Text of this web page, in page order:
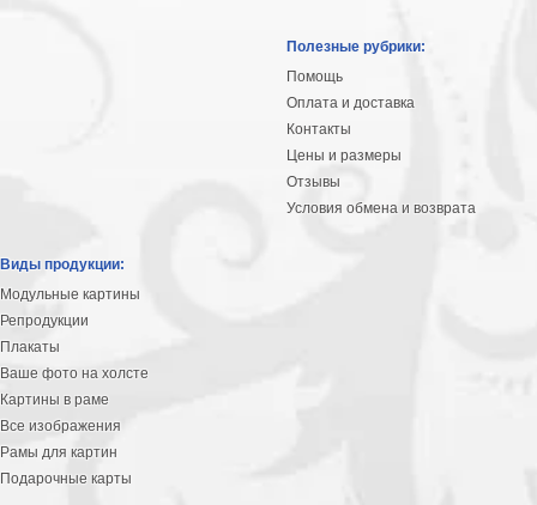
Полезные рубрики:
Помощь
Оплата и доставка
Контакты
Цены и размеры
Отзывы
Условия обмена и возврата
Виды продукции:
Модульные картины
Репродукции
Плакаты
Ваше фото на холсте
Картины в раме
Все изображения
Рамы для картин
Подарочные карты